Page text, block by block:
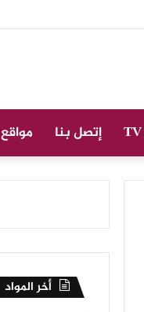
إتصل بنا مواقع
أخر المواد